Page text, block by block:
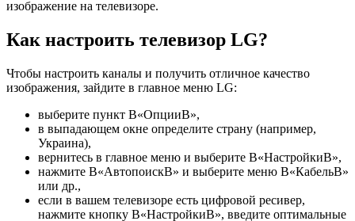
изображение на телевизоре.
Как настроить телевизор LG?
Чтобы настроить каналы и получить отличное качество
изображения, зайдите в главное меню LG:
выберите пункт В«ОпцииВ»,
в выпадающем окне определите страну (например,
Украина),
вернитесь в главное меню и выберите В«НастройкиВ»,
нажмите В«АвтопоискВ» и выберите меню В«КабельВ»
или др.,
если в вашем телевизоре есть цифровой ресивер,
нажмите кнопку В«НастройкиВ», введите оптимальные